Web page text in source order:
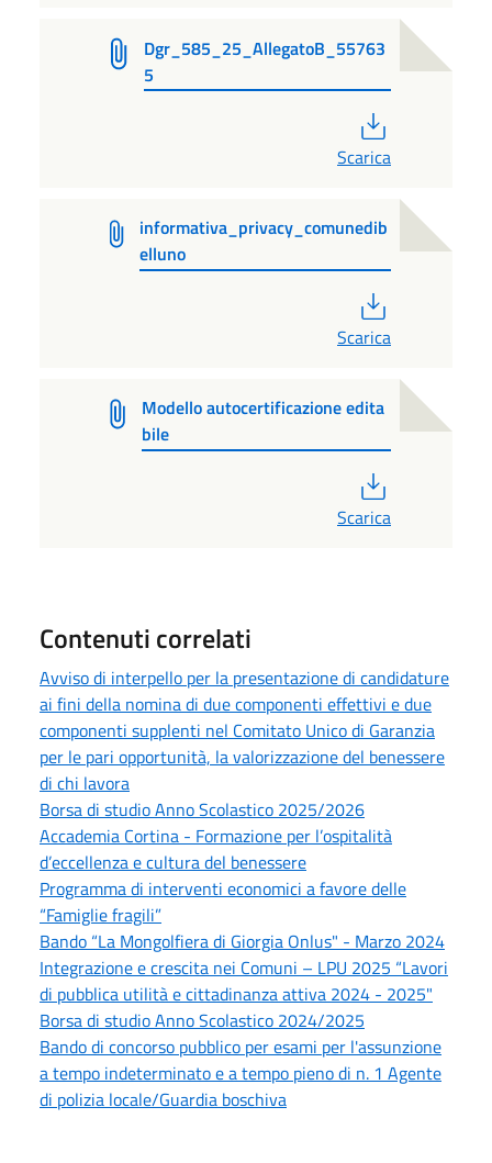
Dgr_585_25_AllegatoB_55763
5
Scarica
informativa_privacy_comunedib
elluno
Scarica
Modello autocertificazione edita
bile
Scarica
Contenuti correlati
Avviso di interpello per la presentazione di candidature
ai fini della nomina di due componenti effettivi e due
componenti supplenti nel Comitato Unico di Garanzia
per le pari opportunità, la valorizzazione del benessere
di chi lavora
Borsa di studio Anno Scolastico 2025/2026
Accademia Cortina - Formazione per l’ospitalità
d’eccellenza e cultura del benessere
Programma di interventi economici a favore delle
“Famiglie fragili”
Bando “La Mongolfiera di Giorgia Onlus" - Marzo 2024
Integrazione e crescita nei Comuni – LPU 2025 “Lavori
di pubblica utilità e cittadinanza attiva 2024 - 2025"
Borsa di studio Anno Scolastico 2024/2025
Bando di concorso pubblico per esami per l'assunzione
a tempo indeterminato e a tempo pieno di n. 1 Agente
di polizia locale/Guardia boschiva